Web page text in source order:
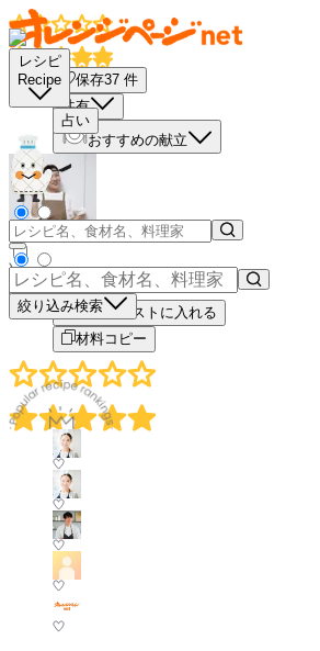
レシピ
Recipe
占い
絞り込み検索
保存37 件
共有
おすすめの献立
－
＋
買い物リストに入れる
材料コピー